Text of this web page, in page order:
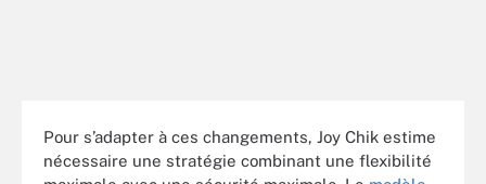
Pour s’adapter à ces changements, Joy Chik estime
nécessaire une stratégie combinant une flexibilité